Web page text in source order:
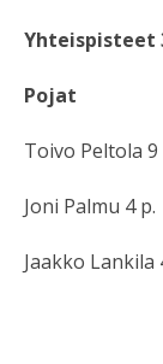
Yhteispisteet
Pojat
Toivo Peltola 9
Joni Palmu 4 p.
Jaakko Lankila